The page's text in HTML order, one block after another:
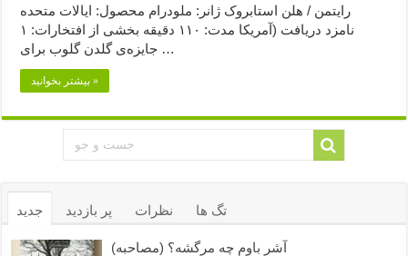
رایتمن / هلن استابروک ژانر: ملودرام محصول: ایالات متحده
آمریکا مدت: ۱۱۰ دقیقه بخشی از افتخارات: ۱) نامزد دریافت
جایزه‌ی گلدن گلوب برای …
بیشتر بخوانید »
جدید پر بازدید نظرات تگ ها
آشر باوم چه مرگشه؟ (مصاحبه)